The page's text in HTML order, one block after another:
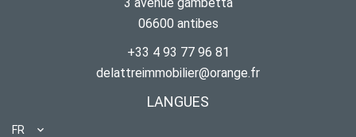
06600 antibes
+33 4 93 77 96 81
delattreimmobilier@orange.fr
LANGUES
FR